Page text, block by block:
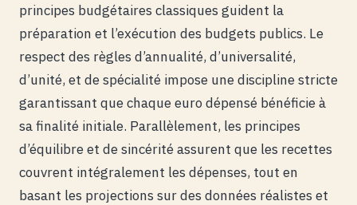
principes budgétaires classiques guident la
préparation et l’exécution des budgets publics. Le
respect des règles d’annualité, d’universalité,
d’unité, et de spécialité impose une discipline stricte
garantissant que chaque euro dépensé bénéficie à
sa finalité initiale. Parallèlement, les principes
d’équilibre et de sincérité assurent que les recettes
couvrent intégralement les dépenses, tout en
basant les projections sur des données réalistes et